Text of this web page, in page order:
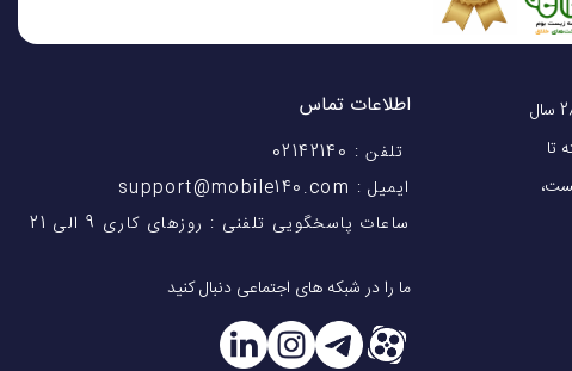
یک خرید هوشمندانه ، قیمت منصفانه، تجربه‌ای متفاوت! به موبایل 140 خوش آمدید، جایی که تکنولوژی با بهترین قیمت و برترین کیفیت در اختیار شماست! با 28 سال
تا
اطلاعات تماس
تلفن : 02142140
ایمیل : support@mobile140.com
ساعات پاسخگویی تلفنی : روزهای کاری 9 الی 21
ما را در شبکه های اجتماعی دنبال کنید